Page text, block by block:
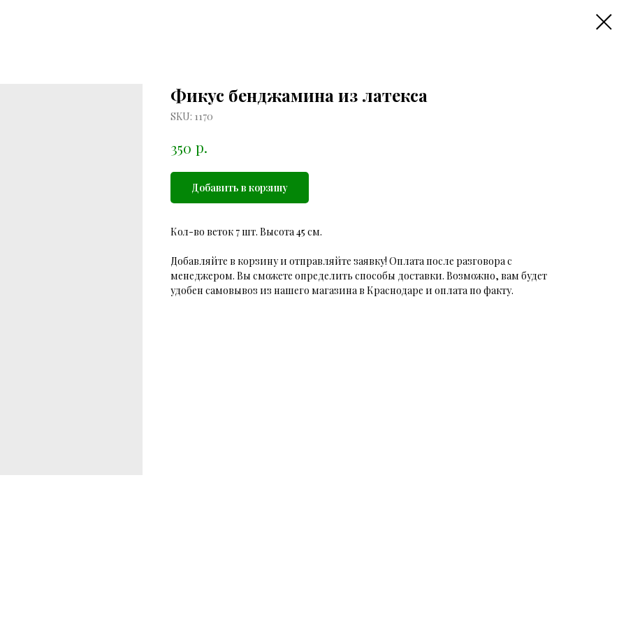
Фикус бенджамина из латекса
SKU: 1170
350 р.
Добавить в корзину
Кол-во веток 7 шт. Высота 45 см.
Добавляйте в корзину и отправляйте заявку! Оплата после разговора с
менеджером. Вы сможете определить способы доставки. Возможно, вам будет
удобен самовывоз из нашего магазина в Краснодаре и оплата по факту.